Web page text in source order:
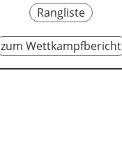
Rangliste
zum Wettkampfbericht